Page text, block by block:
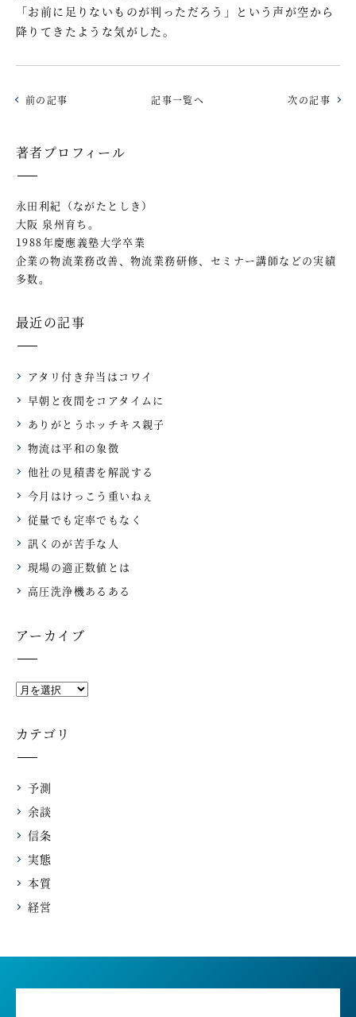
「お前に足りないものが判っただろう」という声が空から
降りてきたような気がした。
前の記事 記事一覧へ 次の記事
著者プロフィール
永田利紀（ながたとしき）
大阪 泉州育ち。
1988年慶應義塾大学卒業
企業の物流業務改善、物流業務研修、セミナー講師などの実績
多数。
最近の記事
アタリ付き弁当はコワイ
早朝と夜間をコアタイムに
ありがとうホッチキス親子
物流は平和の象徴
他社の見積書を解説する
今月はけっこう重いねぇ
従量でも定率でもなく
訊くのが苦手な人
現場の適正数値とは
高圧洗浄機あるある
アーカイブ
カテゴリ
予測
余談
信条
実態
本質
経営